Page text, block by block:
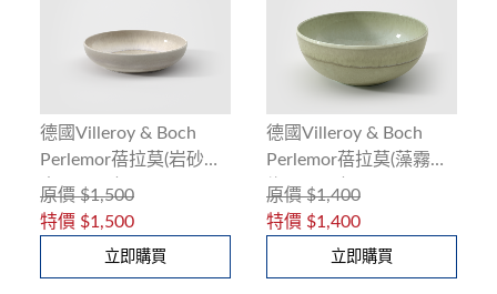
德國Villeroy & Boch
Perlemor蓓拉莫(岩砂
米)22cm碗
原價 $1,500
特價 $1,500
立即購買
德國Villeroy & Boch
Perlemor蓓拉莫(藻霧
綠)17cm碗
原價 $1,400
特價 $1,400
立即購買